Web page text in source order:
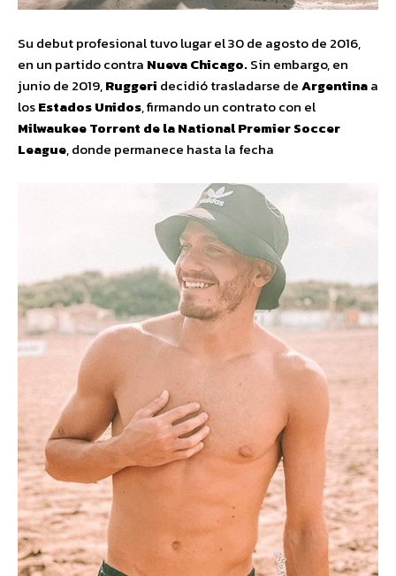
Su debut profesional tuvo lugar el 30 de agosto de 2016,
en un partido contra Nueva Chicago.Sin embargo, en
junio de 2019,Ruggeri decidió trasladarse deArgentinaa
losEstados Unidos, firmando un contrato con el
Milwaukee Torrent de la National Premier Soccer
League, donde permanece hasta la fecha